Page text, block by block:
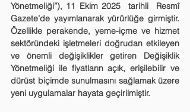
Yönetmeliği”), 11 Ekim 2025  tarihli  Resmî
Gazete’de yayımlanarak yürürlüğe girmiştir.
Özellikle perakende, yeme-içme ve hizmet
sektöründeki işletmeleri doğrudan etkileyen
ve önemli değişiklikler getiren Değişiklik
Yönetmeliği ile fiyatların açık, erişilebilir ve
dürüst biçimde sunulmasını sağlamak üzere
yeni uygulamalar hayata geçirilmiştir.